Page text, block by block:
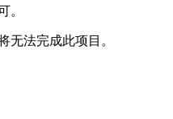
。
无法完成此项目。